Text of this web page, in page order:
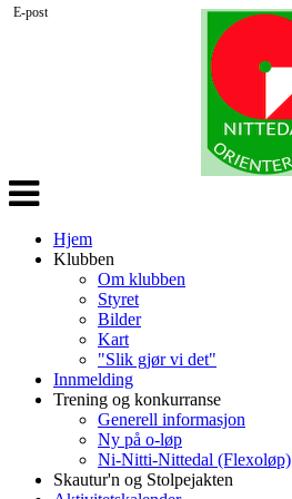
Veksle
navigasjon
Hjem
Klubben
Om klubben
Styret
Bilder
Kart
"Slik gjør vi det"
Innmelding
Trening og konkurranse
Generell informasjon
Ny på o-løp
Ni-Nitti-Nittedal (Flexoløp)
Skautur'n og Stolpejakten
E-post